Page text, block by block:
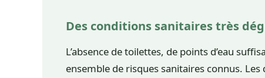
Des conditions sanitaires très
L’absence de toilettes, de points d’eau
ensemble de risques sanitaires connus. Les